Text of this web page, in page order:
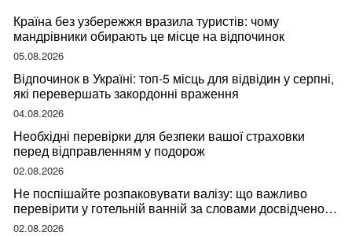
Країна без узбережжя вразила туристів: чому
мандрівники обирають це місце на відпочинок
05.08.2026
Відпочинок в Україні: топ-5 місць для відвідин у серпні,
які перевершать закордонні враження
04.08.2026
Необхідні перевірки для безпеки вашої страховки
перед відправленням у подорож
02.08.2026
Не поспішайте розпаковувати валізу: що важливо
перевірити у готельній ванній за словами досвідченої
мандрівниці
02.08.2026